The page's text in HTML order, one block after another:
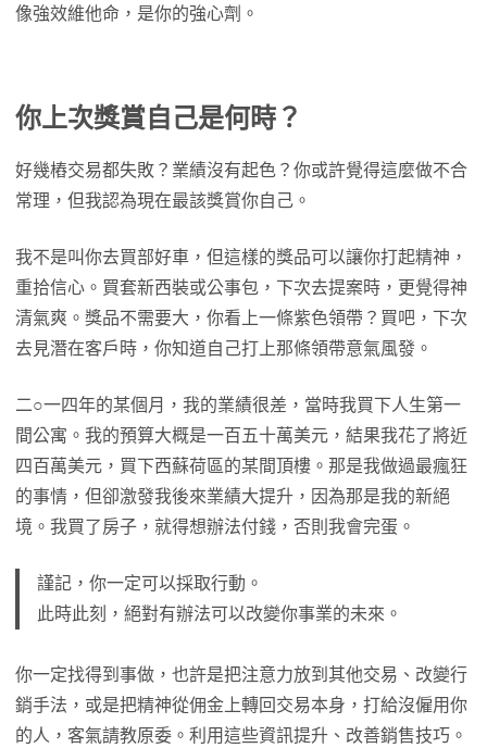
像強效維他命，是你的強心劑。
你上次獎賞自己是何時？
好幾樁交易都失敗？業績沒有起色？你或許覺得這麼做不合
常理，但我認為現在最該獎賞你自己。
我不是叫你去買部好車，但這樣的獎品可以讓你打起精神，
重拾信心。買套新西裝或公事包，下次去提案時，更覺得神
清氣爽。獎品不需要大，你看上一條紫色領帶？買吧，下次
去見潛在客戶時，你知道自己打上那條領帶意氣風發。
二○一四年的某個月，我的業績很差，當時我買下人生第一
間公寓。我的預算大概是一百五十萬美元，結果我花了將近
四百萬美元，買下西蘇荷區的某間頂樓。那是我做過最瘋狂
的事情，但卻激發我後來業績大提升，因為那是我的新絕
境。我買了房子，就得想辦法付錢，否則我會完蛋。
謹記，你一定可以採取行動。
此時此刻，絕對有辦法可以改變你事業的未來。
你一定找得到事做，也許是把注意力放到其他交易、改變行
銷手法，或是把精神從佣金上轉回交易本身，打給沒僱用你
的人，客氣請教原委。利用這些資訊提升、改善銷售技巧。